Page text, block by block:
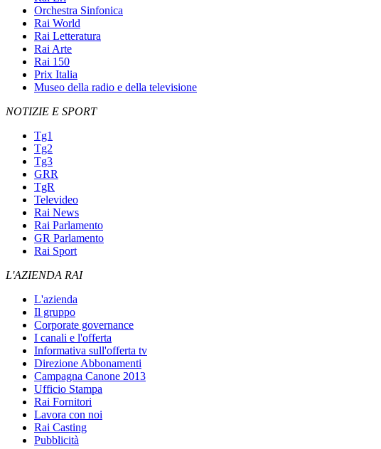
Orchestra Sinfonica
Rai World
Rai Letteratura
Rai Arte
Rai 150
Prix Italia
Museo della radio e della televisione
NOTIZIE E SPORT
Tg1
Tg2
Tg3
GRR
TgR
Televideo
Rai News
Rai Parlamento
GR Parlamento
Rai Sport
L'AZIENDA RAI
L'azienda
Il gruppo
Corporate governance
I canali e l'offerta
Informativa sull'offerta tv
Direzione Abbonamenti
Campagna Canone 2013
Ufficio Stampa
Rai Fornitori
Lavora con noi
Rai Casting
Pubblicità